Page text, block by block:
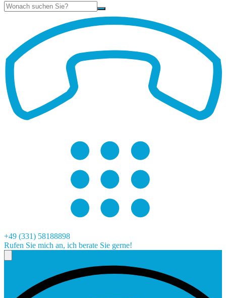
Suche
+49 (331) 58188898
Rufen Sie mich an, ich berate Sie gerne!